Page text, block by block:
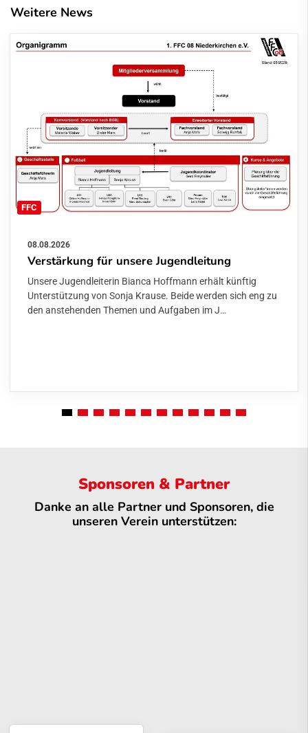
Weitere News
FFC
08.08.2026
Verstärkung für unsere Jugendleitung
Unsere Jugendleiterin Bianca Hoffmann erhält künftig
Unterstützung von Sonja Krause. Beide werden sich eng zu
den anstehenden Themen und Aufgaben im J…
Sponsoren & Partner
Danke an alle Partner und Sponsoren, die
unseren Verein unterstützen: